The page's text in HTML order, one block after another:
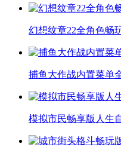
幻想纹章22全角色畅
捕鱼大作战内置菜单
模拟市民畅享版人生